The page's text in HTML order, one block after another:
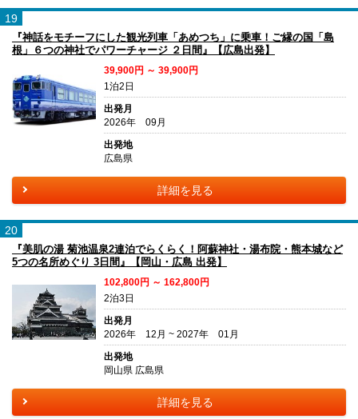
19
『神話をモチーフにした観光列車「あめつち」に乗車！ご縁の国「島
根」６つの神社でパワーチャージ ２日間』【広島出発】
39,900円 ～ 39,900円
1泊2日
出発月
2026年 09月
出発地
広島県
詳細を見る
20
『美肌の湯 菊池温泉2連泊でらくらく！阿蘇神社・湯布院・熊本城など
5つの名所めぐり 3日間』【岡山・広島 出発】
102,800円 ～ 162,800円
2泊3日
出発月
2026年 12月 ~ 2027年 01月
出発地
岡山県 広島県
詳細を見る